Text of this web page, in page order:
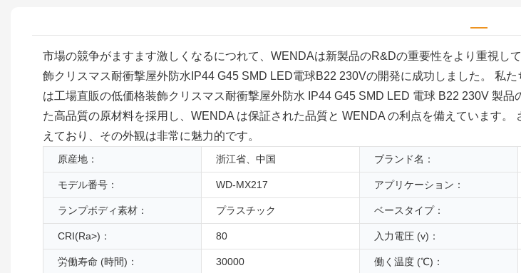
市場の競争がますます激しくなるにつれて、WENDAは新製品のR&Dの重要性をより重視し
飾クリスマス耐衝撃屋外防水IP44 G45 SMD LED電球B22 230Vの開発に成功しました。 私
は工場直販の低価格装飾クリスマス耐衝撃屋外防水 IP44 G45 SMD LED 電球 B22 230V 製
た高品質の原材料を採用し、WENDA は保証された品質と WENDA の利点を備えています
えており、その外観は非常に魅力的です。
原産地： 浙江省、中国 ブランド名：
モデル番号： WD-MX217 アプリケーション：
ランプボディ素材： プラスチック ベースタイプ：
CRI(Ra>)： 80 入力電圧 (v)：
労働寿命 (時間)： 30000 働く温度 (℃)：